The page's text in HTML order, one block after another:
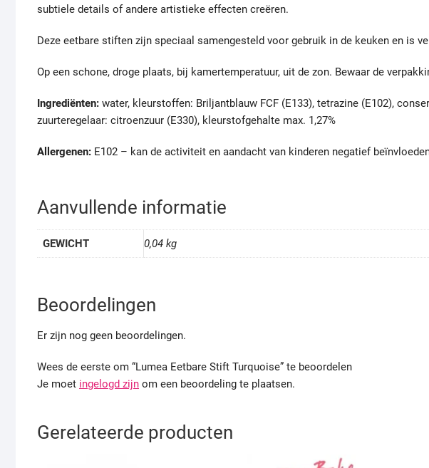
subtiele details of andere artistieke effecten creëren.
Deze eetbare stiften zijn speciaal samengesteld voor gebruik in de keuken en is
Op een schone, droge plaats, bij kamertemperatuur, uit de zon. Bewaar de
Ingrediënten: water, kleurstoffen: Briljantblauw FCF (E133), tetrazine (E102),
zuurteregelaar: citroenzuur (E330), kleurstofgehalte max. 1,27%
Allergenen: E102 – kan de activiteit en aandacht van kinderen negatief
Aanvullende informatie
GEWICHT 0,04 kg
Beoordelingen
Er zijn nog geen beoordelingen.
Wees de eerste om “Lumea Eetbare Stift Turquoise” te beoordelen
Je moet ingelogd zijn om een beoordeling te plaatsen.
Gerelateerde producten